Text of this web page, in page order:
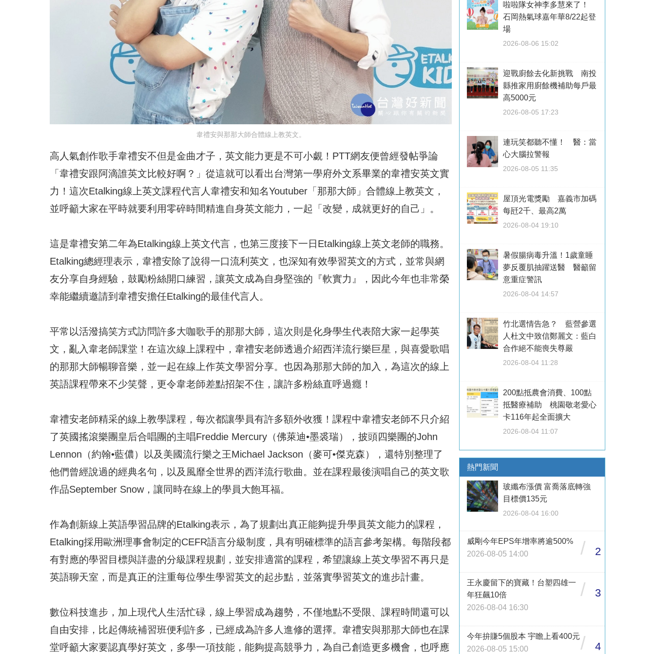
韋禮安與那那大師合體線上教英文。
高人氣創作歌手韋禮安不但是金曲才子，英文能力更是不可小覷！PTT網友便曾經發帖爭論
「韋禮安跟阿滴誰英文比較好啊？」從這就可以看出台灣第一學府外文系畢業的韋禮安英文實
力！這次Etalking線上英文課程代言人韋禮安和知名Youtuber「那那大師」合體線上教英文，
並呼籲大家在平時就要利用零碎時間精進自身英文能力，一起「改變，成就更好的自己」。
這是韋禮安第二年為Etalking線上英文代言，也第三度接下一日Etalking線上英文老師的職務。
Etalking總經理表示，韋禮安除了說得一口流利英文，也深知有效學習英文的方式，並常與網
友分享自身經驗，鼓勵粉絲開口練習，讓英文成為自身堅強的『軟實力』，因此今年也非常榮
幸能繼續邀請到韋禮安擔任Etalking的最佳代言人。
平常以活潑搞笑方式訪問許多大咖歌手的那那大師，這次則是化身學生代表陪大家一起學英
文，亂入韋老師課堂！在這次線上課程中，韋禮安老師透過介紹西洋流行樂巨星，與喜愛歌唱
的那那大師暢聊音樂，並一起在線上作英文學習分享。也因為那那大師的加入，為這次的線上
英語課程帶來不少笑聲，更令韋老師差點招架不住，讓許多粉絲直呼過癮！
韋禮安老師精采的線上教學課程，每次都讓學員有許多額外收獲！課程中韋禮安老師不只介紹
了英國搖滾樂團皇后合唱團的主唱Freddie Mercury（佛萊迪•墨裘瑞），披頭四樂團的John
Lennon（約翰•藍儂）以及美國流行樂之王Michael Jackson（麥可•傑克森），還特別整理了
他們曾經說過的經典名句，以及風靡全世界的西洋流行歌曲。並在課程最後演唱自己的英文歌
作品September Snow，讓同時在線上的學員大飽耳福。
作為創新線上英語學習品牌的Etalking表示，為了規劃出真正能夠提升學員英文能力的課程，
Etalking採用歐洲理事會制定的CEFR語言分級制度，具有明確標準的語言參考架構。每階段都
有對應的學習目標與詳盡的分級課程規劃，並安排適當的課程，希望讓線上英文學習不再只是
英語聊天室，而是真正的注重每位學生學習英文的起步點，並落實學習英文的進步計畫。
數位科技進步，加上現代人生活忙碌，線上學習成為趨勢，不僅地點不受限、課程時間還可以
自由安排，比起傳統補習班便利許多，已經成為許多人進修的選擇。韋禮安與那那大師也在課
堂呼籲大家要認真學好英文，多學一項技能，能夠提高競爭力，為自己創造更多機會，也呼應
啦啦隊女神李多慧來了！
石岡熱氣球嘉年華8/22起登
場
2026-08-06 15:02
迎戰廚餘去化新挑戰 南投
縣推家用廚餘機補助每戶最
高5000元
2026-08-05 17:23
連玩笑都聽不懂！ 醫：當
心大腦拉警報
2026-08-05 11:35
屋頂光電獎勵 嘉義市加碼
每瓩2千、最高2萬
2026-08-04 19:10
暑假腸病毒升溫！1歲童睡
夢反覆肌抽躍送醫 醫籲留
意重症警訊
2026-08-04 14:57
竹北選情告急？ 藍營參選
人杜文中致信鄭麗文：藍白
合作絕不能喪失尊嚴
2026-08-04 11:28
200點抵農會消費、100點
抵醫療補助 桃園敬老愛心
卡116年起全面擴大
2026-08-04 11:07
熱門新聞
玻纖布漲價 富喬落底轉強
目標價135元
2026-08-04 16:00
威剛今年EPS年增率將逾500%
2026-08-05 14:00
/ 2
王永慶留下的寶藏！台塑四雄一
年狂飆10倍
2026-08-04 16:30
/ 3
今年拚賺5個股本 宇瞻上看400元
2026-08-05 15:00
/ 4